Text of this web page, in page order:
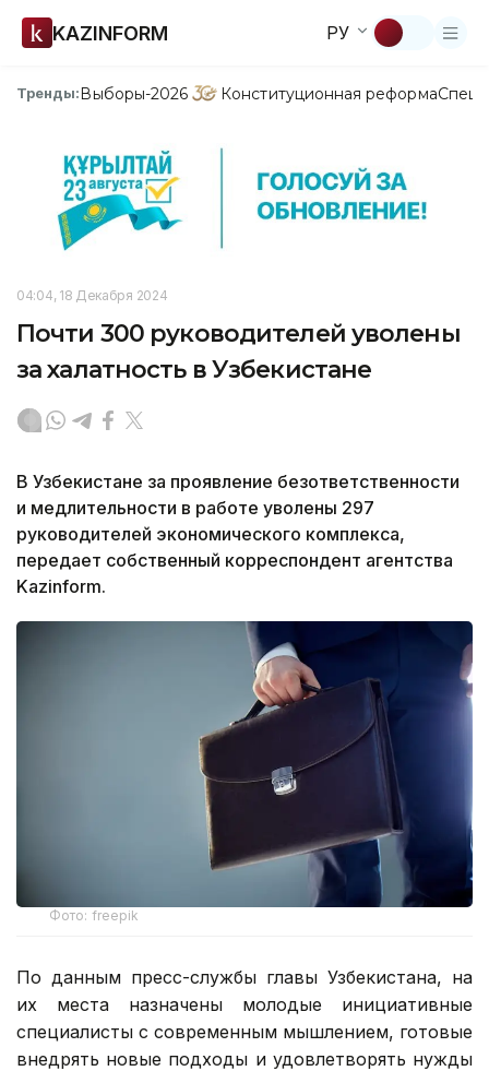
KAZINFORM РУ
Тренды:Выборы-2026 Конституционная реформа
04:04, 18 Декабря 2024
Почти 300 руководителей уволены
за халатность в Узбекистане
В Узбекистане за проявление безответственности
и медлительности в работе уволены 297
руководителей экономического комплекса,
передает собственный корреспондент агентства
Kazinform.
Фото: freepik
По данным пресс-службы главы Узбекистана, на
их места назначены молодые инициативные
специалисты с современным мышлением, готовые
внедрять новые подходы и удовлетворять нужды